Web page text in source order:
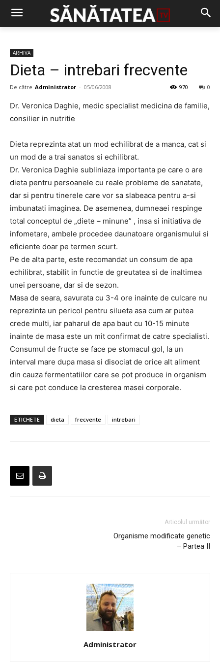
ARHIVA
Dieta – intrebari frecvente
De către Administrator - 05/06/2008 0
970
Dr. Veronica Daghie, medic specialist medicina de familie,
consilier in nutritie
Dieta reprezinta atat un mod echilibrat de a manca, cat si
un mod de a trai sanatos si echilibrat.
Dr. Veronica Daghie subliniaza importanta pe care o are
dieta pentru persoanele cu reale probleme de sanatate,
dar si pentru tinerele care vor sa slabeaca pentru a-si
imbunatati imaginea. De asemenea, dumneaei respinge
total conceptul de „diete – minune” , insa si initiativa de
infometare, ambele procedee daunatoare organismului si
eficiente doar pe termen scurt.
Pe de alta parte, este recomandat un consum de apa
echilibrat, stabilit in functie de greutatea si de inaltimea
unei persoane, dar si de sezon.
Masa de seara, savurata cu 3-4 ore inainte de culcare nu
reprezinta un pericol pentru silueta asa cum ar putea
crede multi, iar paharul de apa baut cu 10-15 minute
inainte de masa este un mit confirmat de catre specialisti.
Consumul de fructe se face pe stomacul gol, la un
interval mare dupa masa si disociat de orice alt aliment
din cauza fermentatiilor care se pot produce in organism
si care pot conduce la cresterea masei corporale.
ETICHETE dieta frecvente intrebari
Articolul următor
Organisme modificate genetic
– Partea II
Administrator